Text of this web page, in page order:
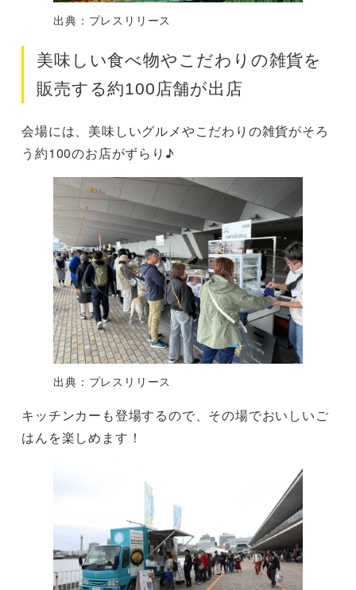
出典：プレスリリース
美味しい食べ物やこだわりの雑貨を
販売する約100店舗が出店
会場には、美味しいグルメやこだわりの雑貨がそろ
う約100のお店がずらり♪
出典：プレスリリース
キッチンカーも登場するので、その場でおいしいご
はんを楽しめます！